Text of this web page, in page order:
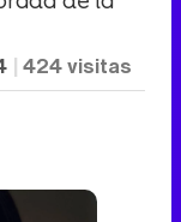
424visitas